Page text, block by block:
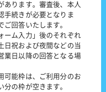
あります。審査後、本人
手続きが必要となりま
ご回答いたします。
ーム入力」後のそれぞれ
日祝および夜間などの当
業日以降の回答となる場
可能枠は、ご利用分のお
分の枠が空きます。